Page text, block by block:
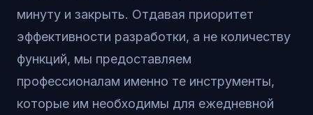
минуту и закрыть. Отдавая приоритет
эффективности разработки, а не количеству
функций, мы предоставляем
профессионалам именно те инструменты,
которые им необходимы для ежедневной